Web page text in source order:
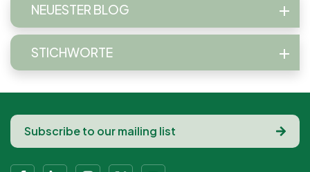
NEUESTER BLOG
STICHWORTE